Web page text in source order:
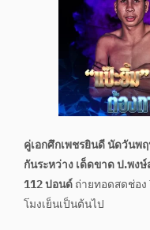
คู่เอกศึกเพชรยินดี นัดวันพ
กันระหว่าง เด็ดขาด ป.พง
112 ปอนด์ถ่ายทอดสดช่อง
โมงเย็นเป็นต้นไป